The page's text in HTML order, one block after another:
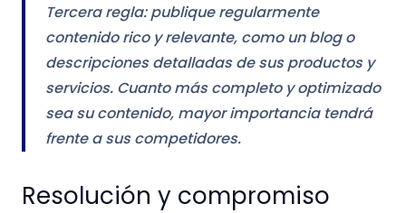
Tercera regla: publique regularmente
contenido rico y relevante, como un blog o
descripciones detalladas de sus productos y
servicios. Cuanto más completo y optimizado
sea su contenido, mayor importancia tendrá
frente a sus competidores.
Resolución y compromiso